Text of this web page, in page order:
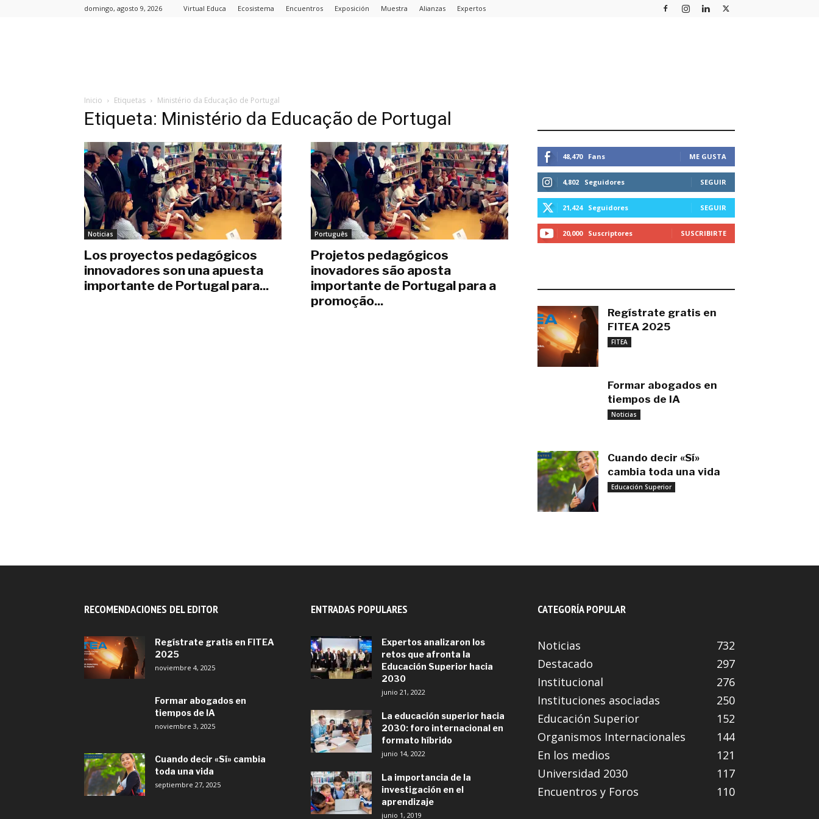
domingo, agosto 9, 2026 Virtual Educa Ecosistema Encuentros Exposición Muestra Alianzas Expertos
Inicio Etiquetas Ministério da Educação de Portugal
Etiqueta: Ministério da Educação de Portugal
Noticias
Los proyectos pedagógicos
innovadores son una apuesta
importante de Portugal para...
Português
Projetos pedagógicos
inovadores são aposta
importante de Portugal para a
promoção...
48,470 Fans ME GUSTA
4,802 Seguidores SEGUIR
21,424 Seguidores SEGUIR
20,000 Suscriptores SUSCRIBIRTE
Regístrate gratis en
FITEA 2025
FITEA
Formar abogados en
tiempos de IA
Noticias
Cuando decir «Sí»
cambia toda una vida
Educación Superior
RECOMENDACIONES DEL EDITOR
Regístrate gratis en FITEA
2025
noviembre 4, 2025
Formar abogados en
tiempos de IA
noviembre 3, 2025
Cuando decir «Sí» cambia
toda una vida
septiembre 27, 2025
ENTRADAS POPULARES
Expertos analizaron los
retos que afronta la
Educación Superior hacia
2030
junio 21, 2022
La educación superior hacia
2030: foro internacional en
formato híbrido
junio 14, 2022
La importancia de la
investigación en el
aprendizaje
junio 1, 2019
CATEGORÍA POPULAR
Noticias
732
Destacado
297
Institucional
276
Instituciones asociadas
250
Educación Superior
152
Organismos Internacionales
144
En los medios
121
Universidad 2030
117
Encuentros y Foros
110